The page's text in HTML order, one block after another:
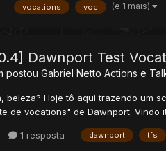
vocations voc (e 1 mais)
Dawnport Test
postou Gabriel Netto Actions e
beleza? Hoje tô aqui trazendo um
de vocations" de Dawnport. Vindo
1 resposta dawnport tfs